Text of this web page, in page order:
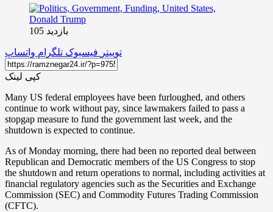
بازدید 105
توییتر فیسبوک تلگرام واتساپ
کپی لینک
Many US federal employees have been furloughed, and others
continue to work without pay, since lawmakers failed to pass a
stopgap measure to fund the government last week, and the
shutdown is expected to continue.
As of Monday morning, there had been no reported deal between
Republican and Democratic members of the US Congress to stop
the shutdown and return operations to normal, including activities at
financial regulatory agencies such as the Securities and Exchange
Commission (SEC) and Commodity Futures Trading Commission
(CFTC).